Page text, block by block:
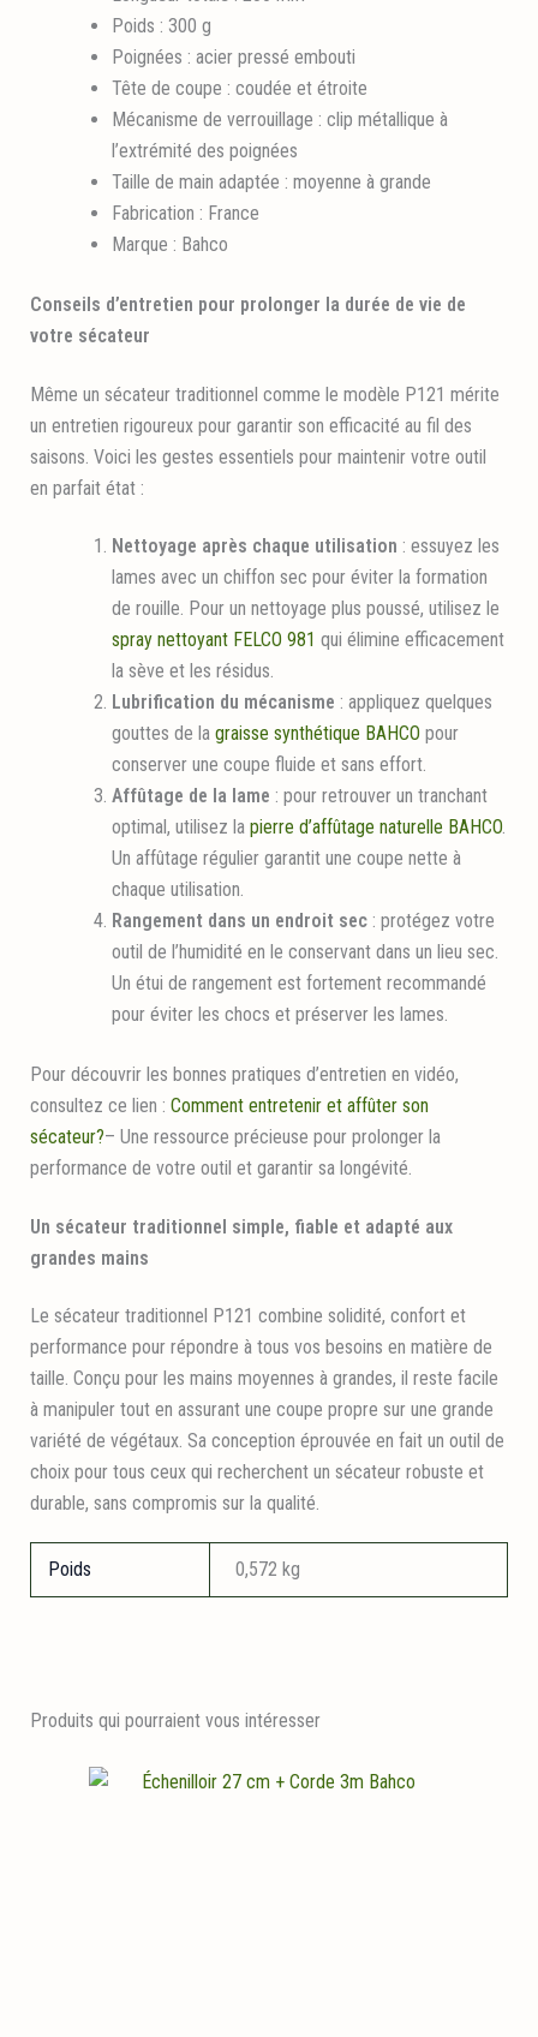
Poids : 300 g
Poignées : acier pressé embouti
Tête de coupe : coudée et étroite
Mécanisme de verrouillage : clip métallique à
l’extrémité des poignées
Taille de main adaptée : moyenne à grande
Fabrication : France
Marque : Bahco
Conseils d’entretien pour prolonger la durée de vie de
votre sécateur
Même un sécateur traditionnel comme le modèle P121 mérite
un entretien rigoureux pour garantir son efficacité au fil des
saisons. Voici les gestes essentiels pour maintenir votre outil
en parfait état :
Nettoyage après chaque utilisation : essuyez les
lames avec un chiffon sec pour éviter la formation
de rouille. Pour un nettoyage plus poussé, utilisez le
spray nettoyant FELCO 981 qui élimine efficacement
la sève et les résidus.
Lubrification du mécanisme : appliquez quelques
gouttes de la graisse synthétique BAHCO pour
conserver une coupe fluide et sans effort.
Affûtage de la lame : pour retrouver un tranchant
optimal, utilisez la pierre d’affûtage naturelle BAHCO.
Un affûtage régulier garantit une coupe nette à
chaque utilisation.
Rangement dans un endroit sec: protégez votre
outil de l’humidité en le conservant dans un lieu sec.
Un étui de rangement est fortement recommandé
pour éviter les chocs et préserver les lames.
Pour découvrir les bonnes pratiques d’entretien en vidéo,
consultez ce lien : Comment entretenir et affûter son
sécateur?– Une ressource précieuse pour prolonger la
performance de votre outil et garantir sa longévité.
Un sécateur traditionnel simple, fiable et adapté aux
grandes mains
Le sécateur traditionnel P121 combine solidité, confort et
performance pour répondre à tous vos besoins en matière de
taille. Conçu pour les mains moyennes à grandes, il reste facile
à manipuler tout en assurant une coupe propre sur une grande
variété de végétaux. Sa conception éprouvée en fait un outil de
choix pour tous ceux qui recherchent un sécateur robuste et
durable, sans compromis sur la qualité.
Poids 0,572 kg
Produits qui pourraient vous intéresser